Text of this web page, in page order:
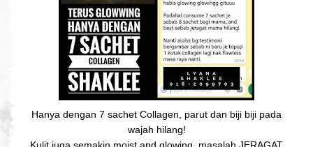
Hanya dengan 7 sachet Collagen, parut dan biji biji pada
wajah hilang!
Kulit juga semakin moist and glowing, masalah JERAGAT